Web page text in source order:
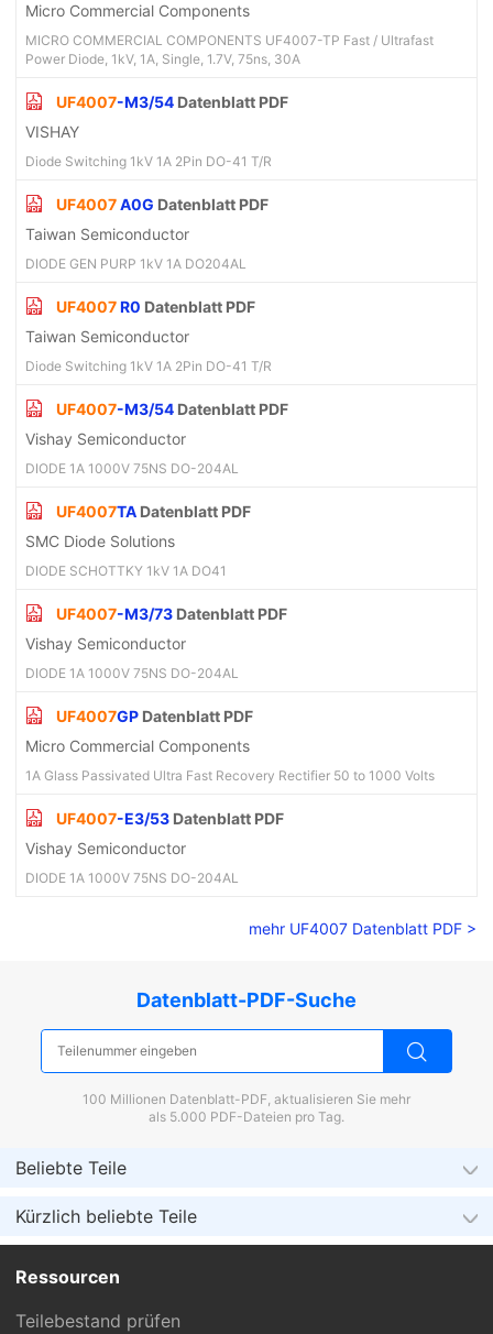
Micro Commercial Components
MICRO COMMERCIAL COMPONENTS UF4007-TP Fast / Ultrafast
Power Diode, 1kV, 1A, Single, 1.7V, 75ns, 30A
UF4007-M3/54 Datenblatt PDF
VISHAY
Diode Switching 1kV 1A 2Pin DO-41 T/R
UF4007A0G Datenblatt PDF
Taiwan Semiconductor
DIODE GEN PURP 1kV 1A DO204AL
UF4007R0 Datenblatt PDF
Taiwan Semiconductor
Diode Switching 1kV 1A 2Pin DO-41 T/R
UF4007-M3/54 Datenblatt PDF
Vishay Semiconductor
DIODE 1A 1000V 75NS DO-204AL
UF4007TA Datenblatt PDF
SMC Diode Solutions
DIODE SCHOTTKY 1kV 1A DO41
UF4007-M3/73 Datenblatt PDF
Vishay Semiconductor
DIODE 1A 1000V 75NS DO-204AL
UF4007GP Datenblatt PDF
Micro Commercial Components
1A Glass Passivated Ultra Fast Recovery Rectifier 50 to 1000 Volts
UF4007-E3/53 Datenblatt PDF
Vishay Semiconductor
DIODE 1A 1000V 75NS DO-204AL
mehr UF4007 Datenblatt PDF >
Datenblatt-PDF-Suche
100 Millionen Datenblatt-PDF, aktualisieren Sie mehr
als 5.000 PDF-Dateien pro Tag.
Beliebte Teile
Kürzlich beliebte Teile
Ressourcen
Teilebestand prüfen